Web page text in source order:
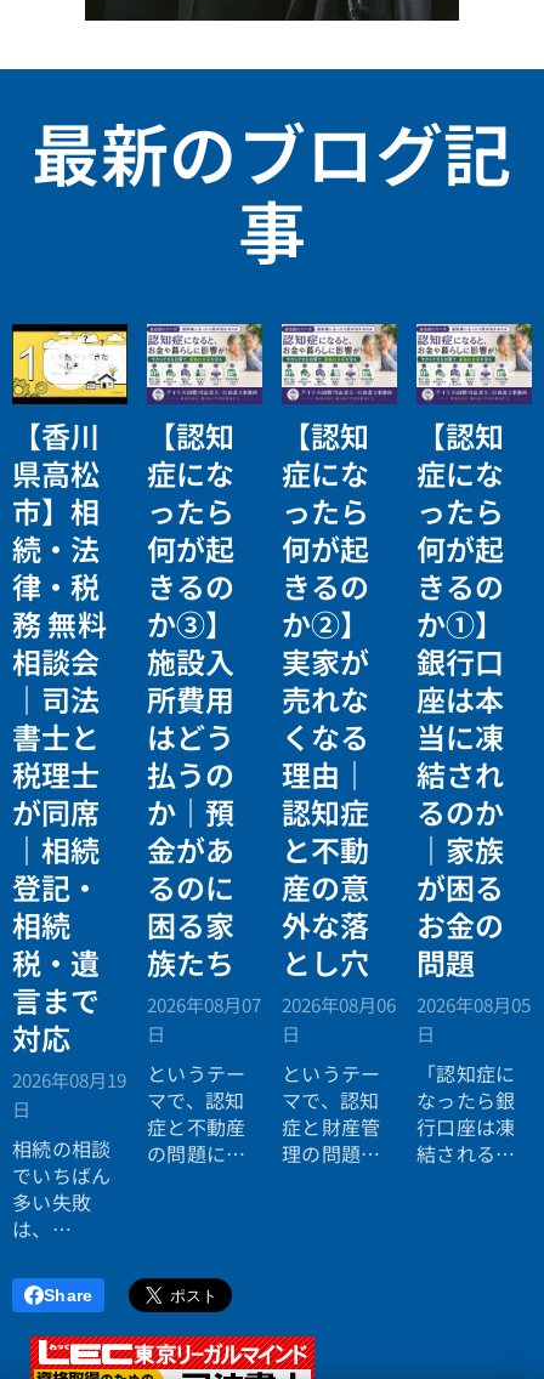
最新のブログ記
事
【香川
県高松
市】相
続・法
律・税
務 無料
相談会
｜司法
書士と
税理士
が同席
｜相続
登記・
相続
税・遺
言まで
対応
2026年08月19
日
相続の相談
でいちばん
多い失敗
は、
行ったら登
記の話がで
きず、司法
書士に行っ
【認知
症にな
ったら
何が起
きるの
か③】
施設入
所費用
はどう
払うの
か｜預
金があ
るのに
困る家
族たち
2026年08月07
日
というテー
マで、認知
症と不動産
の問題につ
【認知
症にな
ったら
何が起
きるの
か②】
実家が
売れな
くなる
理由｜
認知症
と不動
産の意
外な落
とし穴
2026年08月06
日
というテー
マで、認知
症と財産管
理の問題に
【認知
症にな
ったら
何が起
きるの
か①】
銀行口
座は本
当に凍
結され
るのか
｜家族
が困る
お金の
問題
2026年08月05
日
「認知症に
なったら銀
行口座は凍
結されると
Share